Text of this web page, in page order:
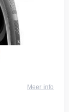
Meer info